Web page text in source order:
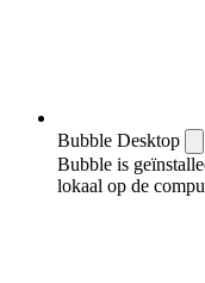
Bubble Desktop
Bubble is
lokaal op de